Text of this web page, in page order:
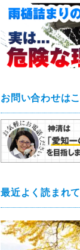
お問い合わせは
最近よく読まれ